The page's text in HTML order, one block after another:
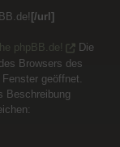
[/url]
phpBB.de!
Die
Browsers des
geöffnet.
Beschreibung